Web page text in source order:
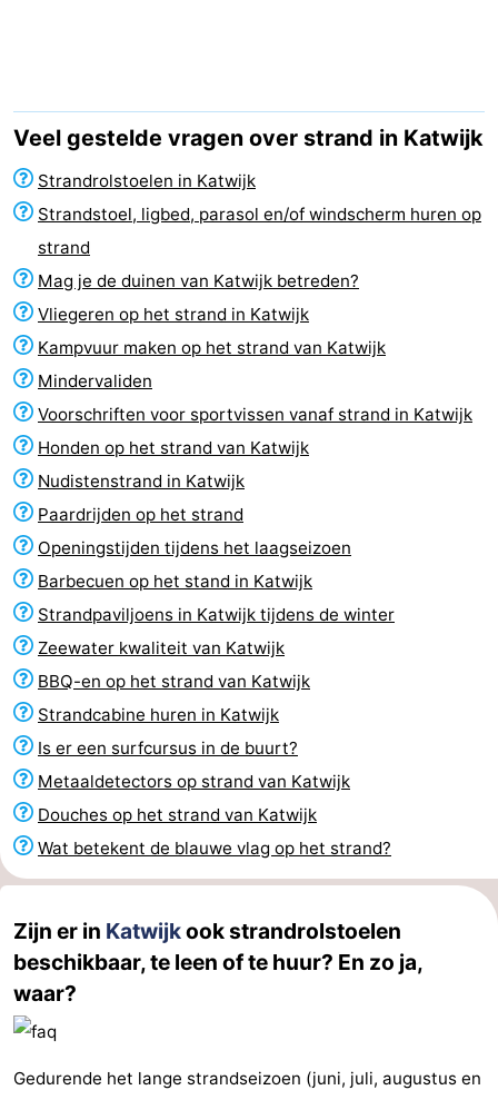
minutes
Strand
Zien
&
doen
Bezienswaardigheden
-
Musea
-
Monumenten
-
Uitkijkpunten
Attracties
-
Rondvaarten
-
Speeltuinen
-
Binnenspeeltuinen
-
Experiences
Wellness
centra
Dorpen
&
Steden
Natuur
Sporten
-
Zwembaden
-
Fietsen
-
Wandelen
-
Paardrijden
-
Veel gestelde vragen over strand in Katwijk
Strandrolstoelen in Katwijk
Strandstoel, ligbed, parasol en/of windscherm huren op
strand
Mag je de duinen van Katwijk betreden?
Vliegeren op het strand in Katwijk
Kampvuur maken op het strand van Katwijk
Mindervaliden
Voorschriften voor sportvissen vanaf strand in Katwijk
Honden op het strand van Katwijk
Nudistenstrand in Katwijk
Paardrijden op het strand
Openingstijden tijdens het laagseizoen
Barbecuen op het stand in Katwijk
Strandpaviljoens in Katwijk tijdens de winter
Zeewater kwaliteit van Katwijk
BBQ-en op het strand van Katwijk
Strandcabine huren in Katwijk
Is er een surfcursus in de buurt?
Metaaldetectors op strand van Katwijk
Douches op het strand van Katwijk
Wat betekent de blauwe vlag op het strand?
Zijn er in Katwijkook strandrolstoelen
beschikbaar, te leen of te huur? En zo ja,
waar?
Gedurende het lange strandseizoen (juni, juli, augustus en